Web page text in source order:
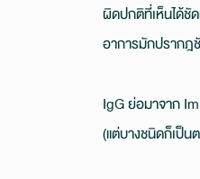
ผิดปกติที่เห็นได้ชั
อาการมักปรากฎ
IgG ย่อมาจาก
(แต่บางชนิดก็เป็น